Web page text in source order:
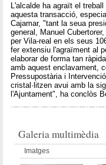
L'alcalde ha agraït el
aquesta transacció,
Cajamar, "tant la seua
general, Manuel
per Vila-real en els seus
fer extensiu l'agraïment al
elaborar de forma tan
amb aquest enclavament,
Pressupostària i
cristal·litzen avui amb la
l'Ajuntament", ha conclòs
Galeria multimèdia
Imatges